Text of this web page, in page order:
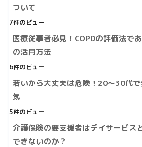
ついて
7件のビュー
医療従事者必見！COPDの評価法で
の活用方法
6件のビュー
若いから大丈夫は危険！20～30代
気
5件のビュー
介護保険の要支援者はデイサービス
できないのか？